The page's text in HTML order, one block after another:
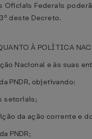
Federais
deste Decreto.
À POLÍTICA
Nacional e às suas
PNDR, objetivando:
setoriais;
da ação corrente e
PNDR;